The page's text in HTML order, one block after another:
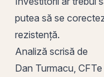
putea să se
rezistență.
Analiză scrisă de
Dan Turmacu, CFTe